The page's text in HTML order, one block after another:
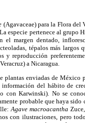
(Agavaceae) para la Flora del
La especie pertenece al grupo
el margen dentado,
tépalos más
y reproducción
a Nicaragua.
plantas enviadas de
del hábito de
con Karwinski). No se
probable que haya sido
Agave macroacantha
con ilustraciones, pero